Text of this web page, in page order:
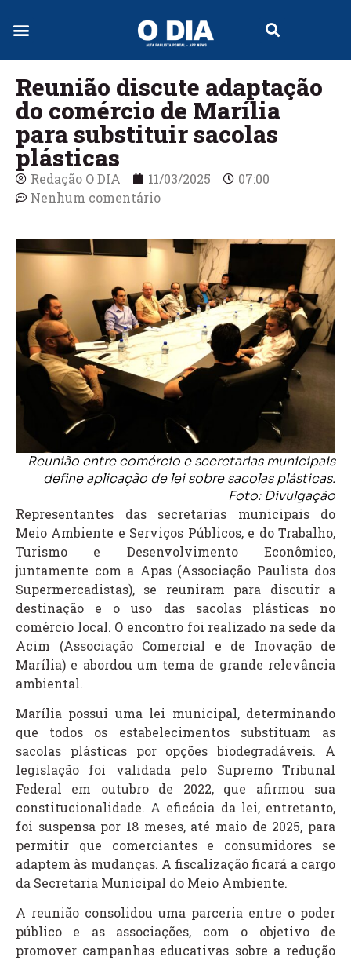
Reunião discute adaptação
do comércio de Marília
para substituir sacolas
plásticas
Redação O DIA 11/03/2025
07:00
Nenhum comentário
Reunião entre comércio e secretarias municipais
define aplicação de lei sobre sacolas plásticas.
Foto: Divulgação
Representantes das secretarias municipais do
Meio Ambiente e Serviços Públicos, e do Trabalho,
Turismo e Desenvolvimento Econômico,
juntamente com a Apas (Associação Paulista dos
Supermercadistas), se reuniram para discutir a
destinação e o uso das sacolas plásticas no
comércio local. O encontro foi realizado na sede da
Acim (Associação Comercial e de Inovação de
Marília) e abordou um tema de grande relevância
ambiental.
Marília possui uma lei municipal, determinando
que todos os estabelecimentos substituam as
sacolas plásticas por opções biodegradáveis. A
legislação foi validada pelo Supremo Tribunal
Federal em outubro de 2022, que afirmou sua
constitucionalidade. A eficácia da lei, entretanto,
foi suspensa por 18 meses, até maio de 2025, para
permitir que comerciantes e consumidores se
adaptem às mudanças. A fiscalização ficará a cargo
da Secretaria Municipal do Meio Ambiente.
A reunião consolidou uma parceria entre o poder
público e as associações, com o objetivo de
promover campanhas educativas sobre a redução